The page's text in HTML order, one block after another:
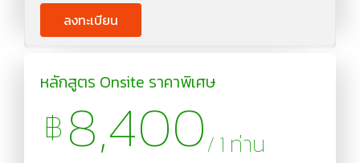
ลงทะเบียน
หลักสูตร Onsite ราคาพิเศษ
฿8,400/ 1 ท่าน